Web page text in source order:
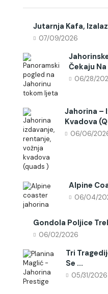
Jutarnja Kafa,
07/09/2026
Čekaju Na
06/28/
Jahorina –
Kvadova
06/06/
Alpine
06/04/
Gondola Poljice
06/02/2026
Tri
Se ...
05/31/2026